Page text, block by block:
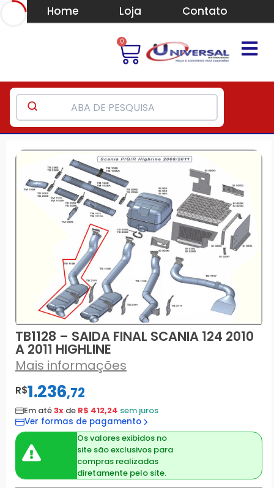
Home Loja Contato
0
TB1128 – SAIDA FINAL SCANIA 124 2010
A 2011 HIGHLINE
Mais informações
R$1.236,72
Em até3x de R$ 412,24 sem juros
Ver formas de pagamento
Os valores exibidos no
site são exclusivos para
compras realizadas
diretamente pelo site.